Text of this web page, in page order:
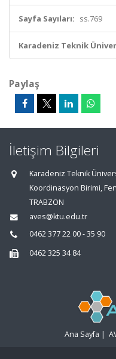
Sayfa Sayıları: ss.769
Karadeniz Teknik
Paylaş
İletişim Bilgileri
Karadeniz Teknik
Koordinasyon Birimi,
TRABZON
aves@ktu.edu.tr
0462 377 22 00 - 35 90
0462 325 34 84
Ana Sayfa |